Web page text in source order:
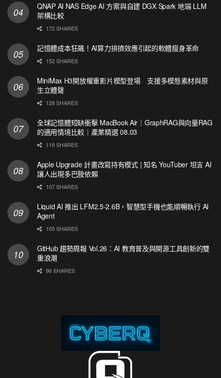
QNAP AI NAS Edge AI 方案與自建 DGX Spark 地端 LLM
架構比較
172 SHARES
記憶體成本狂飆！AI算力排擠效應引起的軟體瘦身革命
152 SHARES
MiniMax H3開放權重影片模型登場 支援多模態素材與原
生立體聲
128 SHARES
全球記憶體短缺衝擊 MacBook Air｜GraphRAG與向量RAG
的適用情境比較｜產業精選 08.03
119 SHARES
Apple Upgrade 計畫改寫持有模式 | 知名 YouTuber 坦言 AI
讓人出現多巴胺依賴
107 SHARES
Liquid AI 推出 LFM2.5-2.6B，智慧型手機也能順暢執行 AI
Agent
105 SHARES
GitHub 趨勢周報 Vol.26：AI 教育普及與開源工具創新的雙
重浪潮
96 SHARES